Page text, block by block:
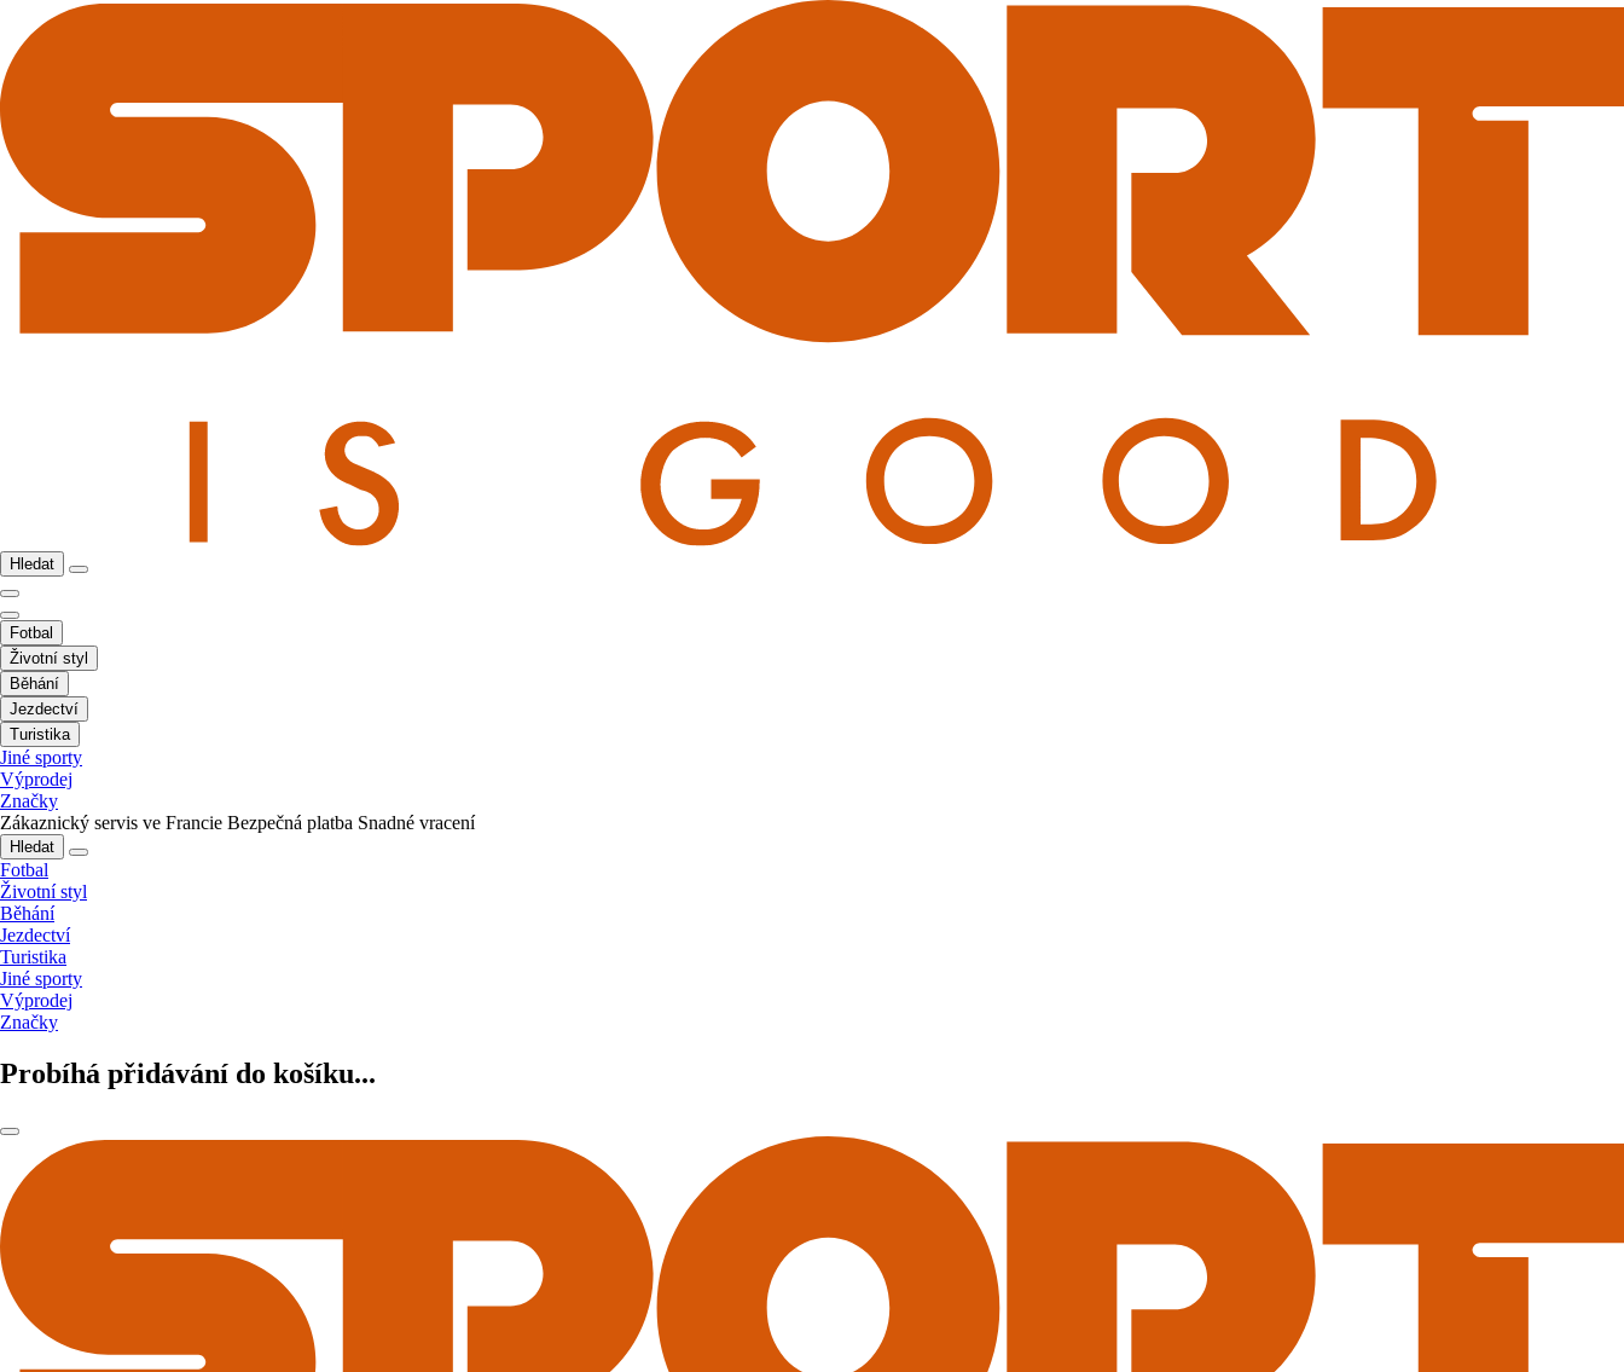
Hledat
Fotbal
Životní styl
Běhání
Jezdectví
Turistika
Jiné sporty
Výprodej
Značky
Zákaznický servis ve Francie Bezpečná platba Snadné vracení
Hledat
Fotbal
Životní styl
Běhání
Jezdectví
Turistika
Jiné sporty
Výprodej
Značky
Probíhá přidávání do košíku...